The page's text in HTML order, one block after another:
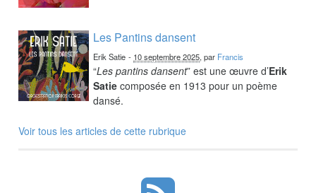
Les Pantins dansent
Erik Satie - 10 septembre 2025, par Francis
“Les pantins dansent” est une œuvre d’Erik
Satie composée en 1913 pour un poème
dansé.
Voir tous les articles de cette rubrique